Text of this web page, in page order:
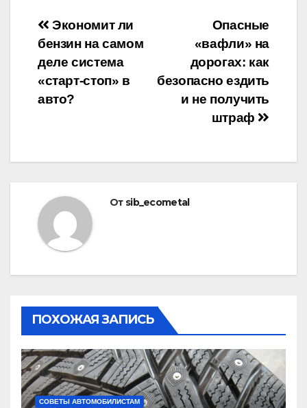
Навигация
по
записям
Опасные
«вафли» на
дорогах: как
безопасно ездить
и не получить
штраф
Экономит ли
бензин на самом
деле система
«старт-стоп» в
авто?
От sib_ecometal
ПОХОЖАЯ ЗАПИСЬ
СОВЕТЫ АВТОМОБИЛИСТАМ